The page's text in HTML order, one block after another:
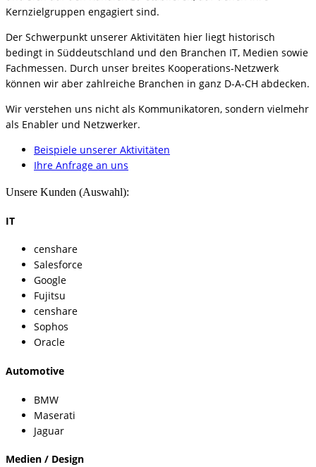
Kernzielgruppen engagiert sind.
Der Schwerpunkt unserer Aktivitäten hier liegt historisch
bedingt in Süddeutschland und den Branchen IT, Medien sowie
Fachmessen. Durch unser breites Kooperations-Netzwerk
können wir aber zahlreiche Branchen in ganz D-A-CH abdecken.
Wir verstehen uns nicht als Kommunikatoren, sondern vielmehr
als Enabler und Netzwerker.
Beispiele unserer Aktivitäten
Ihre Anfrage an uns
Unsere Kunden (Auswahl):
IT
censhare
Salesforce
Google
Fujitsu
censhare
Sophos
Oracle
Automotive
BMW
Maserati
Jaguar
Medien / Design